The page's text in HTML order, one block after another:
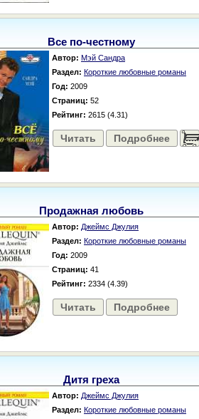
Все по-честному
Автор: Мэй Сандра
Раздел: Короткие любовные романы
Год: 2009
Страниц: 52
Рейтинг: 2615 (4.31)
Читать Подробнее ......
Продажная любовь
Автор: Джеймс Джулия
Раздел: Короткие любовные романы
Год: 2009
Страниц: 41
Рейтинг: 2334 (4.39)
Читать Подробнее
Дитя греха
Автор: Джеймс Джулия
Раздел: Короткие любовные романы